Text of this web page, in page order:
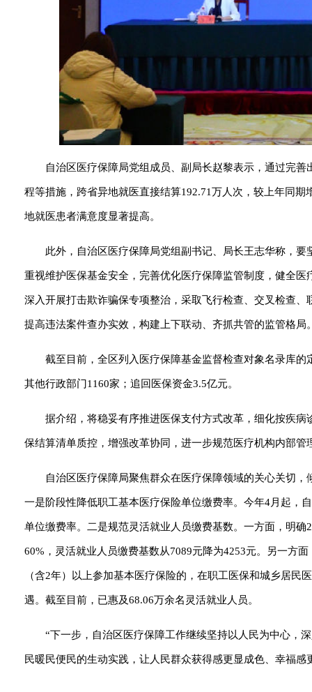
自治区医疗保障局党组成员、副局长赵黎表示，通过完
程等措施，跨省异地就医直接结算192.71万人次，较上年同
地就医患者满意度显著提高。
此外，自治区医疗保障局党组副书记、局长王志华称，
重视维护医保基金安全，完善优化医疗保障监管制度，健全
深入开展打击欺诈骗保专项整治，采取飞行检查、交叉检查
提高违法案件查办实效，构建上下联动、齐抓共管的监管格局
截至目前，全区列入医疗保障基金监督检查对象名录库
其他行政部门1160家；追回医保资金3.5亿元。
据介绍，将稳妥有序推进医保支付方式改革，细化按疾
保结算清单质控，增强改革协同，进一步规范医疗机构内部
自治区医疗保障局聚焦群众在医疗保障领域的关心关切
一是阶段性降低职工基本医疗保险单位缴费率。今年4月起，
单位缴费率。二是规范灵活就业人员缴费基数。一方面，明
60%，灵活就业人员缴费基数从7089元降为4253元。另一方
（含2年）以上参加基本医疗保险的，在职工医保和城乡居
遇。截至目前，已惠及68.06万余名灵活就业人员。
“下一步，自治区医疗保障工作继续坚持以人民为中心，
民暖民便民的生动实践，让人民群众获得感更显成色、幸福